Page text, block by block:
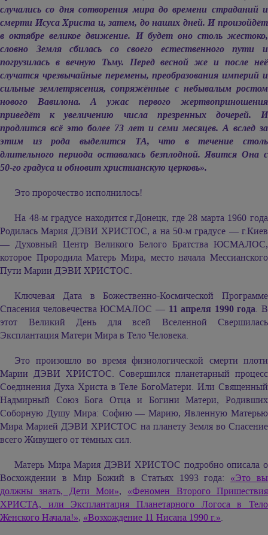
случались со дня сотворения мира до времени страданий и
смерти Исуса Христа и, затем, до наших дней. И произойдёт
в октябре великое движение. И будет оно столь жестоко,
словно Земля сбилась со своего естественного пути и
погрузилась в вечную Тьму. Перед весной же и после неё
случатся чрезвычайные перемены, преобразования империй и
сильные землетрясения, сопряжённые с небывалым ростом
нового Вавилона. А ужас первого жертвоприношения
приведёт к увеличению числа презренных дочерей. И
продлится всё это более 73 лет и семи месяцев. А вслед за
этим из рода выделится ТА, что в течение столь
длительного периода оставалась безплодной. Явится Она с
50-го градуса и обновит христианскую церковь».
Это пророчество исполнилось!
На 48-м градусе находится г.Донецк, где 28 марта 1960 года
РодиласьМария ДЭВИ ХРИСТОС, а на 50-м градусе — г.Киев
— Духовный Центр Великого Белого Братства ЮСМАЛОС,
которое Прородила Матерь Мира, место начала Мессианского
Пути Марии ДЭВИ ХРИСТОС.
Ключевая Дата в Божественно-Космической Программе
Спасения человечества ЮСМАЛОС — 11 апреля 1990 года. В
этот Великий День для всей Вселенной Свершилась
Эксплантация Матери Мира в Тело Человека.
Это произошло во время физиологической смерти плоти
Марии ДЭВИ ХРИСТОС. Совершился планетарный процесс
Соединения Духа Христа в Теле БогоМатери. Или Священный
Надмирный Союз Бога Отца и Богини Матери, Родивших
Соборную Душу Мира: Софию — Марию, Явленную Матерью
МираМарией ДЭВИ ХРИСТОС на планету Земля во Спасение
всего Живущего от тёмных сил.
Матерь МираМария ДЭВИ ХРИСТОС подробно описала о
Восхождении в Мир Божий в Статьях 1993 года: «Это вы
должны знать, Дети Мои», «Феномен Второго Пришествия
ХРИСТА, или Эксплантация Планетарного Логоса в Тело
Женского Начала!», «Возхождение 11 Нисана 1990 г.».